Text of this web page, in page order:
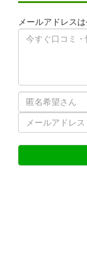
メールアドレス